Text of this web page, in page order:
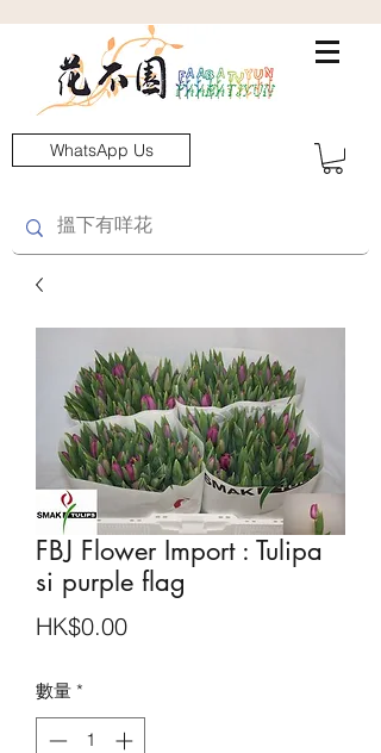
WhatsApp Us
FBJ Flower Import : Tulipa
si purple flag
HK$0.00價
數量 *